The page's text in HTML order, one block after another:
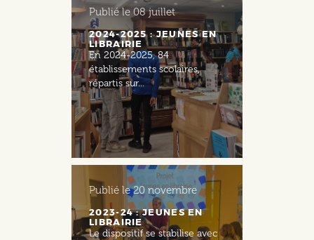
Publié le 08 juillet
2024-2025 : JEUNES EN
LIBRAIRIE
En 2024-2025, 84
établissements scolaires,
répartis sur...
Publié le20 novembre
2023-24 : JEUNES EN
LIBRAIRIE
Le dispositif se stabilise avec